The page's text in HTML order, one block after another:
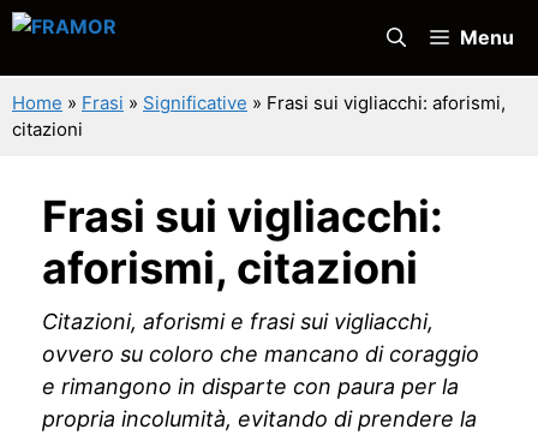
Vai
contenuto
Menu
Home » Frasi » Significative » Frasi sui vigliacchi: aforismi,
citazioni
Frasi sui vigliacchi:
aforismi, citazioni
Citazioni, aforismi e frasi sui vigliacchi,
ovvero su coloro che mancano di coraggio
e rimangono in disparte con paura per la
propria incolumità, evitando di prendere la